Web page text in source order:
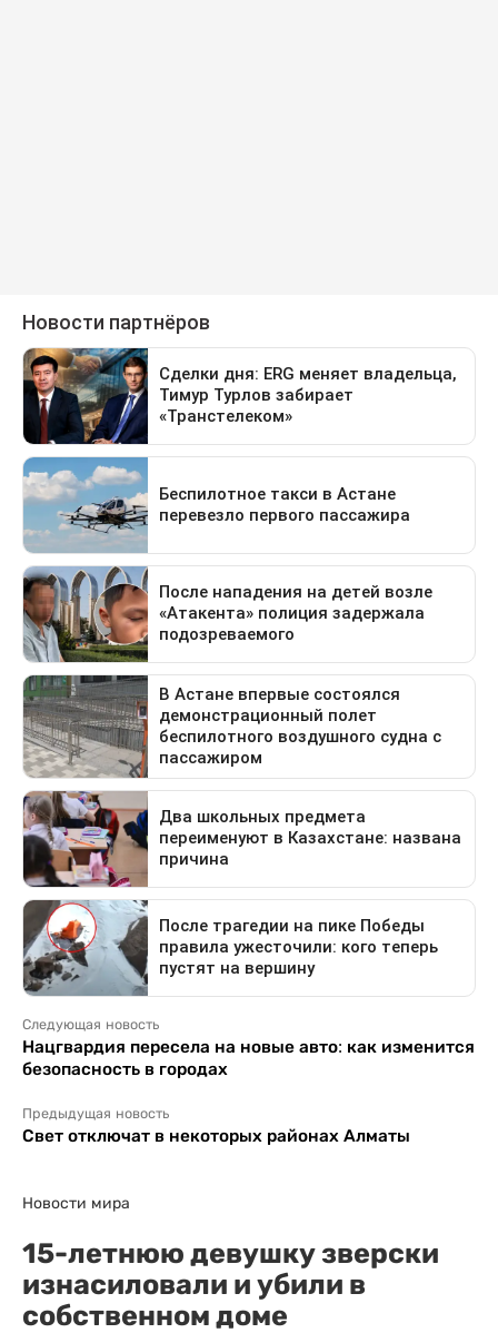
Следующая новость
Нацгвардия пересела на новые авто: как изменится
безопасность в городах
Предыдущая новость
Свет отключат в некоторых районах Алматы
Новости мира
15-летнюю девушку зверски
изнасиловали и убили в
собственном доме